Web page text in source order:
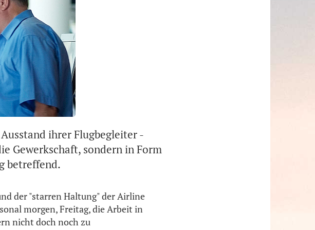
ihrer Flugbegleiter -
Gewerkschaft, sondern in Form
betreffend.
der "starren Haltung" der Airline
morgen, Freitag, die Arbeit in
nicht doch noch zu